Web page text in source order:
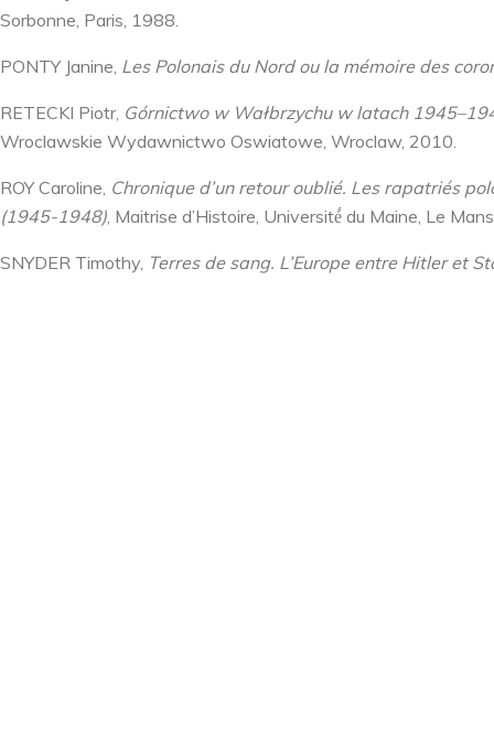
Sorbonne, Paris, 1988.
PONTY Janine, Les Polonais du Nord ou la mémoire des
RETECKI Piotr, Górnictwo w Wałbrzychu w latach
Wroclawskie Wydawnictwo Oswiatowe, Wroclaw, 2010.
ROY Caroline, Chronique d’un retour oublié. Les rapatriés
(1945-1948), Maitrise d’Histoire, Université́ du Maine, Le
SNYDER Timothy, Terres de sang. L’Europe entre Hitler et